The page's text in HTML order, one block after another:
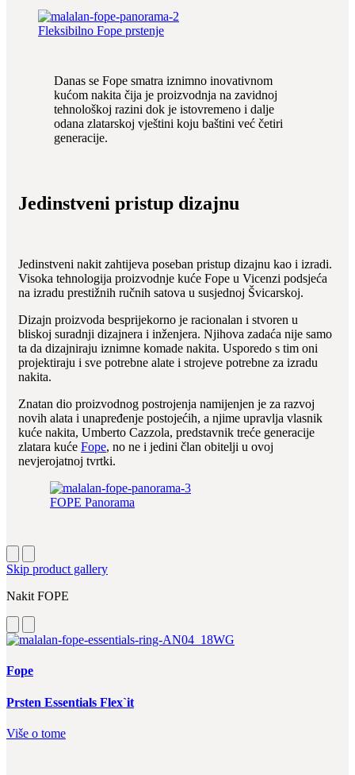
Fleksibilno Fope prstenje
Danas se Fope smatra iznimno inovativnom
kućom nakita čija je proizvodnja na zavidnoj
tehnološkoj razini dok je istovremeno i dalje
odana zlatarskoj vještini koju baštini već četiri
generacije.
Jedinstveni pristup dizajnu
Jedinstveni nakit zahtijeva poseban pristup dizajnu kao i izradi.
Visoka tehnologija proizvodnje kuće Fope u Vicenzi podsjeća
na izradu prestižnih ručnih satova u susjednoj Švicarskoj.
Dizajn proizvoda besprijekorno je racionalan i stvoren u
bliskoj suradnji dizajnera i inženjera. Njihova zadaća nije samo
ta da dizajniraju iznimne komade nakita. Usporedo s tim oni
projektiraju i sve potrebne alate i strojeve potrebne za izradu
nakita.
Znatan dio proizvodnog postrojenja namijenjen je za razvoj
novih alata i unapređenje postojećih, a njime upravlja vlasnik
kuće nakita, Umberto Cazzola, predstavnik treće generacije
zlatara kuće Fope, no ne i jedini član obitelji u ovoj
nevjerojatnoj tvrtki.
FOPE Panorama
Skip product gallery
Nakit FOPE
Fope
Prsten Essentials Flex`it
Više o tome